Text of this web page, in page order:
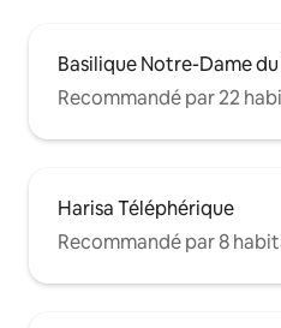
Basilique Notre-Dame du
Recommandé par 22
Harisa Téléphérique
Recommandé par 8